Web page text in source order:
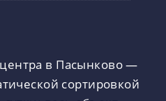
в Пасынково —
сортировкой